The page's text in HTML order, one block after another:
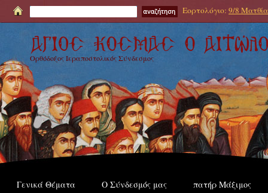
Εορτολόγιο: 9/8
Ορθόδοξος Ιεραποστολικός Σύνδεσμος
Γενικά Θέματα Ο Σύνδεσμός μας πατήρ Μάξιμος